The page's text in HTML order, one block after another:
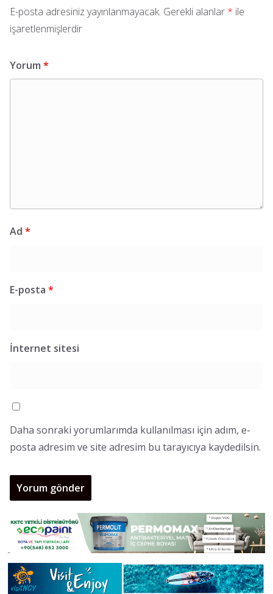
E-posta adresiniz yayınlanmayacak. Gerekli alanlar * ile
işaretlenmişlerdir
Yorum *
Ad *
E-posta *
İnternet sitesi
Daha sonraki yorumlarımda kullanılması için adım, e-
posta adresim ve site adresim bu tarayıcıya kaydedilsin.